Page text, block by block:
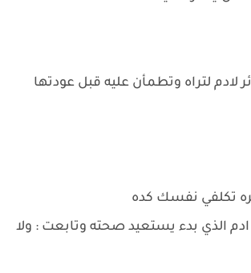
لتراه وتطمأن عليه قبل عودتها
تكلفي نفسك كده
الذي بدء يستعيد صحته وتابعت : ولا